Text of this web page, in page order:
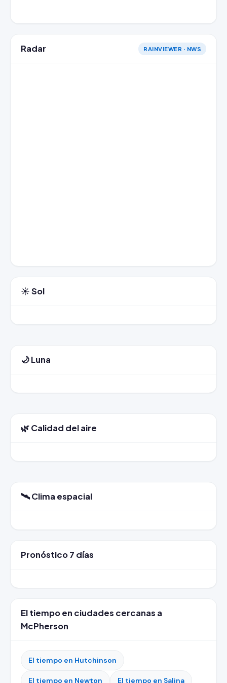
Radar RAINVIEWER · NWS
☀️ Sol
🌙 Luna
🌿 Calidad del aire
🛰️ Clima espacial
Pronóstico 7 días
El tiempo en ciudades cercanas a
McPherson
El tiempo en Hutchinson
El tiempo en Newton El tiempo en Salina